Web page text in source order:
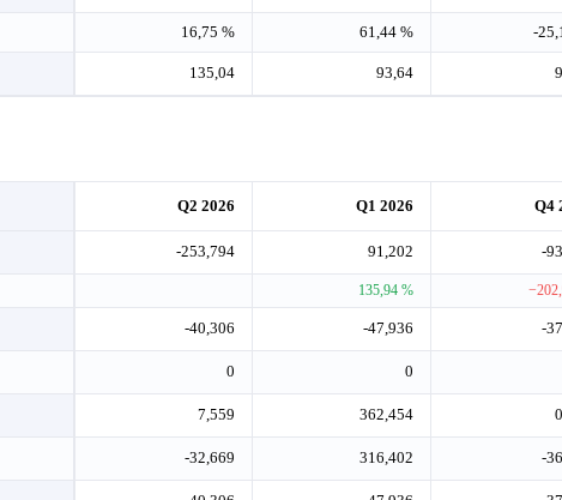
16,75 % 61,44 % -
135,04 93,64
Q2 2026 Q1 2026 Q4
-253,794 91,202 -
135,94 %
-40,306 -47,936 -
0 0
7,559 362,454
-32,669 316,402 -